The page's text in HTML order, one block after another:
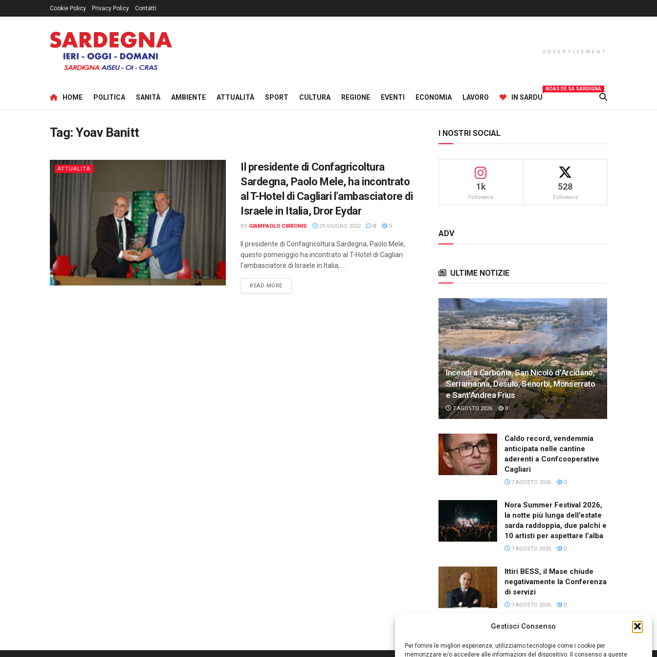
Gestisci Consenso
Per fornire le migliori esperienze, utilizziamo tecnologie come i cookie per
memorizzare e/o accedere alle informazioni del dispositivo. Il consenso a queste
Cookie Policy Privacy Policy Contatti
ADVERTISEMENT
HOME POLITICA SANITÀ AMBIENTE ATTUALITÀ SPORT CULTURA REGIONE EVENTI ECONOMIA LAVORO IN SARDU
NOAS DE SA SARDIGNA
Tag:Yoav Banitt
ATTUALITÀ
Il presidente di Confagricoltura
Sardegna, Paolo Mele, ha incontrato
al T-Hotel di Cagliari l’ambasciatore di
Israele in Italia, Dror Eydar
BY GIAMPAOLO CIRRONIS 29 GIUGNO 2022 0 0
Il presidente di Confagricoltura Sardegna, Paolo Mele,
questo pomeriggio ha incontrato al T-Hotel di Cagliari
l’ambasciatore di Israele in Italia, ...
READ MOREDETAILS
I NOSTRI SOCIAL
1k
Followers
528
Followers
ADV
ULTIME NOTIZIE
Incendi a Carbonia, San Nicolò d’Arcidano,
Serramanna, Desulo, Senorbì, Monserrato
e Sant’Andrea Frius
7 AGOSTO 2026 0
Caldo record, vendemmia
anticipata nelle cantine
aderenti a Confcooperative
Cagliari
7 AGOSTO 2026 0
Nora Summer Festival 2026,
la notte più lunga dell’estate
sarda raddoppia, due palchi e
10 artisti per aspettare l’alba
7 AGOSTO 2026 0
Ittiri BESS, il Mase chiude
negativamente la Conferenza
di servizi
7 AGOSTO 2026 0